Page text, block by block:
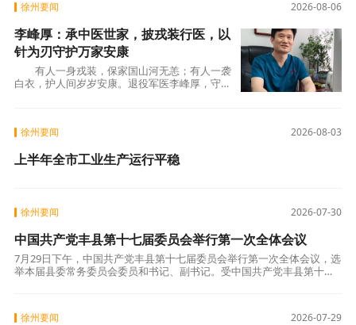
2026-08-06
徐州要闻
李峰厚：承中医世家，披戎装行医，以
针为刃守护万家安康
有人一身戎装，保家国山河无恙；有人一袭
白衣，护人间岁岁安康。退役军医李峰厚，守心
2026-08-03
徐州要闻
上半年全市工业生产运行平稳
2026-07-30
徐州要闻
中国共产党丰县第十七届委员会举行第一次全体会议
7月29日下午，中国共产党丰县第十七届委员会举行第一次全体会议，选
举本届县委常务委员会委员和书记、副书记。受中国共产党丰县第十七
2026-07-29
徐州要闻